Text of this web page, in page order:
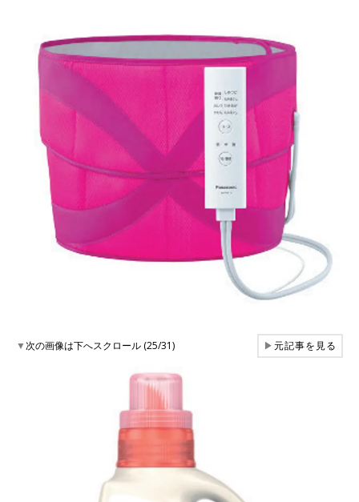
▼次の画像は下へスクロール (25/31) ▶元記事を見る